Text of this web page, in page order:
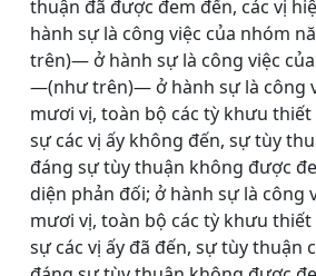
thuận đã được đem đến, các vị
hành sự là công việc của nhóm
trên)― ở hành sự là công việc
―(như trên)― ở hành sự là công
mươi vị, toàn bộ các tỳ khưu
sự các vị ấy không đến, sự tùy
đáng sự tùy thuận không được
diện phản đối; ở hành sự là công
mươi vị, toàn bộ các tỳ khưu
sự các vị ấy đã đến, sự tùy thuận